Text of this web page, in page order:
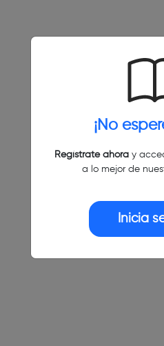
¡No
Regístrate ahoray
a lo mejor de
Inicia